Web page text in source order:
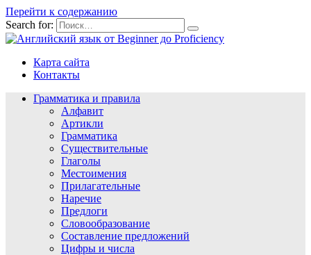
Перейти к содержанию
Search for:
Карта сайта
Контакты
Грамматика и правила
Алфавит
Артикли
Грамматика
Существительные
Глаголы
Местоимения
Прилагательные
Наречие
Предлоги
Словообразование
Составление предложений
Цифры и числа